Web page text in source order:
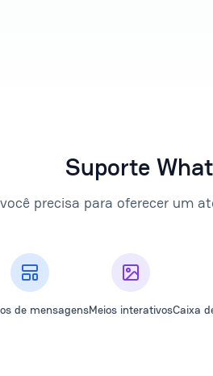
Suporte
precisa para oferecer um
de mensagensMeios interativosCaixa